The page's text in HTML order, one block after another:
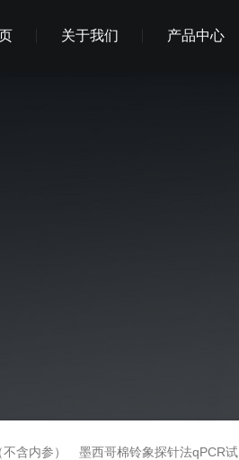
关于我们 产品中心
含内参） 墨西哥棉铃象探针法qPCR试剂盒（不含内参）